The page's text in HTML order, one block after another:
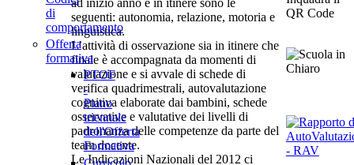
seguenti: autonomia, relazione, motoria e
linguistica.
L’attività di osservazione sia in itinere che
finale è accompagnata da momenti di
valutazione e si avvale di schede di
verifica quadrimestrali, autovalutazione
cognitiva elaborate dai bambini, schede
osservative e valutative dei livelli di
padronanza delle competenze da parte del
team docente.
Le Indicazioni Nazionali del 2012 ci
di
comportamento
Offerta
formativa
PTOF
-
Piano
triennale
dell'Offerta
Formativa
QR Code